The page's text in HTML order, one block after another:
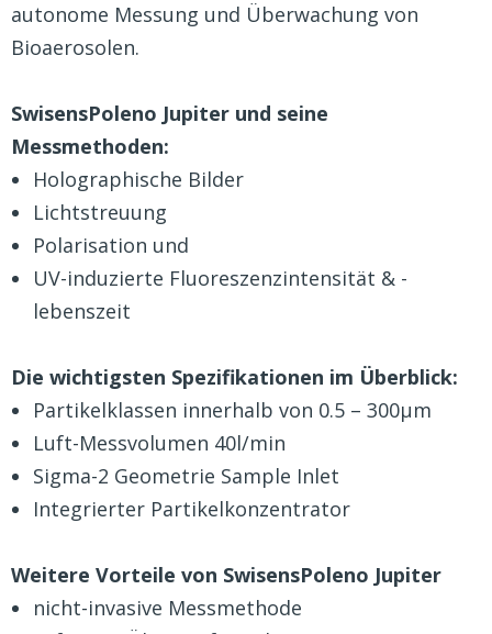
autonome Messung und Überwachung von
Bioaerosolen.
SwisensPoleno Jupiter und seine
Messmethoden:
Holographische Bilder
Lichtstreuung
Polarisation und
UV-induzierte Fluoreszenzintensität & -
lebenszeit
Die wichtigsten Spezifikationen im Überblick:
Partikelklassen innerhalb von 0.5 – 300µm
Luft-Messvolumen 40l/min
Sigma-2 Geometrie Sample Inlet
Integrierter Partikelkonzentrator
Weitere Vorteile von SwisensPoleno Jupiter
nicht-invasive Messmethode